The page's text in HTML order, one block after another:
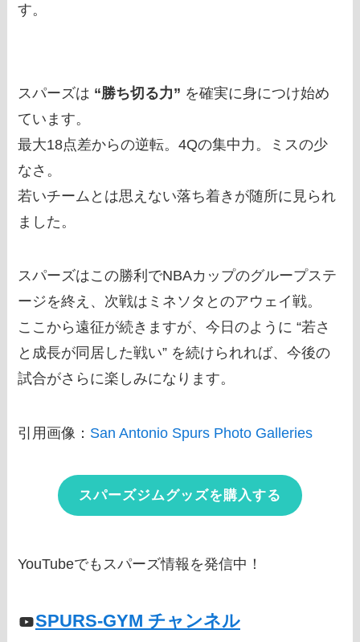
す。
スパーズは “勝ち切る力” を確実に身につけ始め
ています。
最大18点差からの逆転。4Qの集中力。ミスの少
なさ。
若いチームとは思えない落ち着きが随所に見られ
ました。
スパーズはこの勝利でNBAカップのグループステ
ージを終え、次戦はミネソタとのアウェイ戦。
ここから遠征が続きますが、今日のように “若さ
と成長が同居した戦い” を続けられれば、今後の
試合がさらに楽しみになります。
引用画像： San Antonio Spurs Photo Galleries
スパーズジムグッズを購入する
YouTubeでもスパーズ情報を発信中！
SPURS-GYM チャンネル